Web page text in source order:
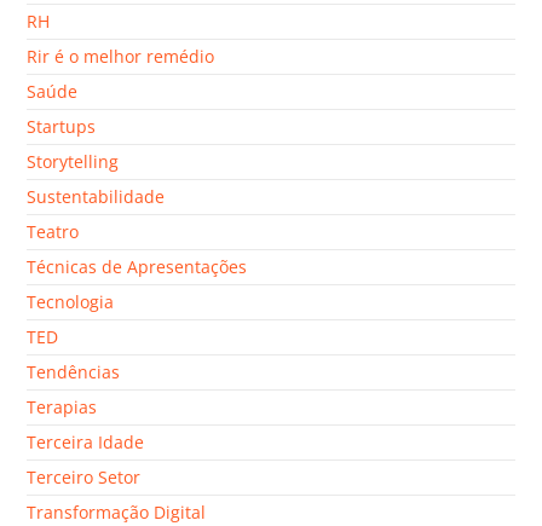
RH
Rir é o melhor remédio
Saúde
Startups
Storytelling
Sustentabilidade
Teatro
Técnicas de Apresentações
Tecnologia
TED
Tendências
Terapias
Terceira Idade
Terceiro Setor
Transformação Digital